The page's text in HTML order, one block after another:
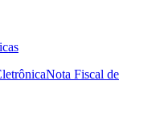
Nota Fiscal de